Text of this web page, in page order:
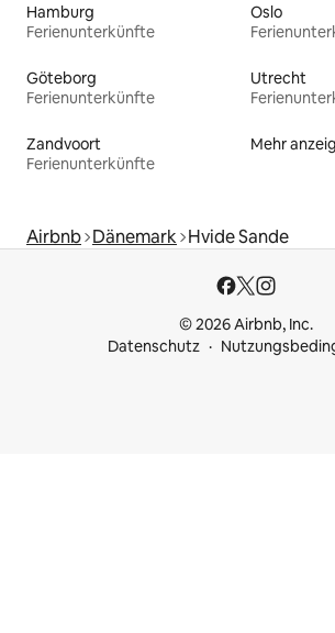
Hamburg
Ferienunterkünfte
Oslo
Göteborg
Ferienunterkünfte
Utrecht
Zandvoort
Ferienunterkünfte
Mehr
Airbnb Dänemark Hvide Sande
© 2026 Airbnb, Inc.
Datenschutz